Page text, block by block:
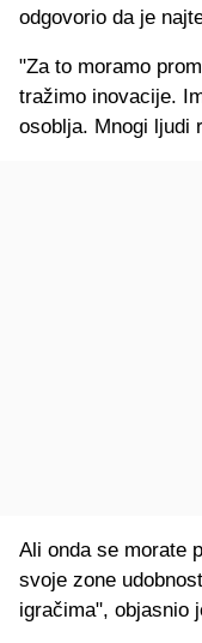
odgovorio da je
"Za to moramo
tražimo inovacije.
osoblja. Mnogi ljudi
Ali onda se morate
svoje zone
igračima", objasnio